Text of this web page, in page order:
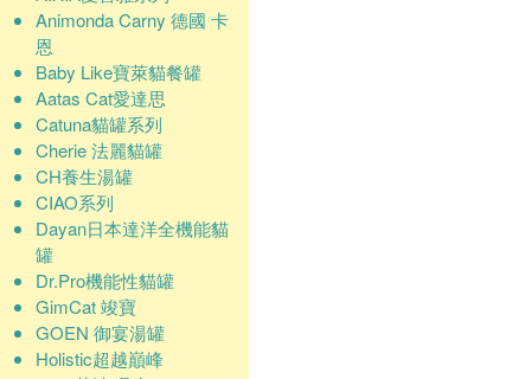
Animonda Carny 德國 卡
恩
Baby Like寶萊貓餐罐
Aatas Cat愛達思
Catuna貓罐系列
Cherie 法麗貓罐
CH養生湯罐
CIAO系列
Dayan日本達洋全機能貓
罐
Dr.Pro機能性貓罐
GimCat 竣寶
GOEN 御宴湯罐
Holistic超越巔峰